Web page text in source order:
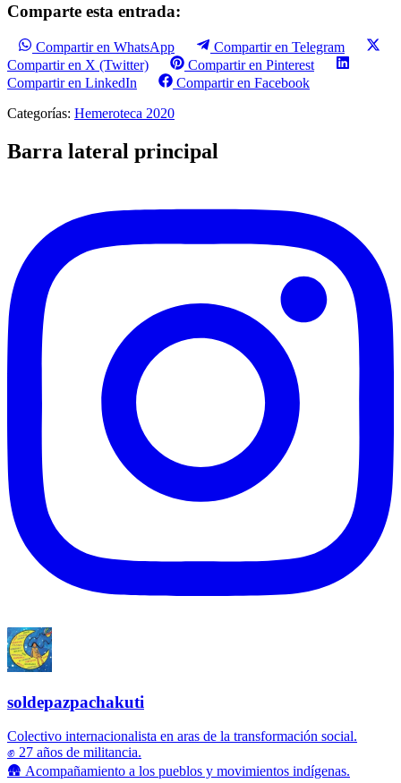
Comparte esta entrada:
Compartir en WhatsApp
Compartir en Telegram
Compartir en X (Twitter)
Compartir en Pinterest
Compartir en LinkedIn
Compartir en Facebook
Categorías: Hemeroteca 2020
Barra lateral principal
soldepazpachakuti
Colectivo internacionalista en aras de la transformación social.
✊ 27 años de militancia.
🛖 Acompañamiento a los pueblos y movimientos indígenas.